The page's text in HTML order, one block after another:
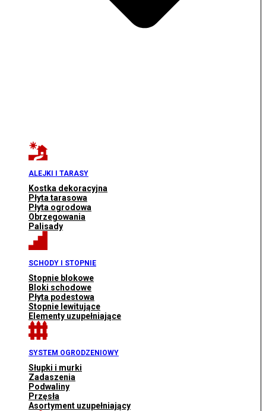
ALEJKI I TARASY
Kostka dekoracyjna
Płyta tarasowa
Płyta ogrodowa
Obrzegowania
Palisady
SCHODY I STOPNIE
Stopnie blokowe
Bloki schodowe
Płyta podestowa
Stopnie lewitujące
Elementy uzupełniające
SYSTEM OGRODZENIOWY
Słupki i murki
Zadaszenia
Podwaliny
Przęsła
Asortyment uzupełniający